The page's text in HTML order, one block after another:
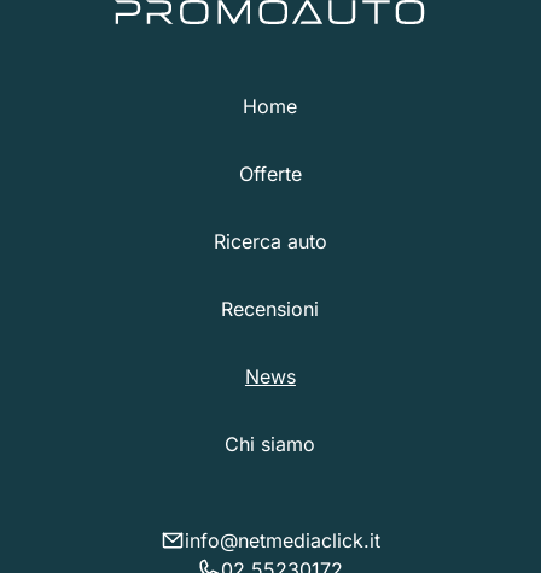
Home
Offerte
Ricerca auto
Recensioni
News
Chi siamo
info@netmediaclick.it